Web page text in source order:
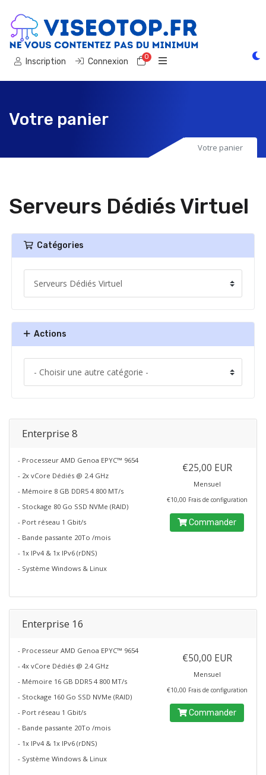
Inscription Connexion 0Votre panier
Votre panier
Votre panier
Serveurs Dédiés Virtuel
Catégories
Actions
Enterprise 8
- Processeur AMD Genoa EPYC™ 9654
- 2x vCore Dédiés @ 2.4 GHz
- Mémoire 8 GB DDR5 4 800 MT/s
- Stockage 80 Go SSD NVMe (RAID)
- Port réseau 1 Gbit/s
- Bande passante 20To /mois
- 1x IPv4 & 1x IPv6 (rDNS)
- Système Windows & Linux
€25,00 EUR
Mensuel
€10,00 Frais de configuration
Commander
Enterprise 16
- Processeur AMD Genoa EPYC™ 9654
- 4x vCore Dédiés @ 2.4 GHz
- Mémoire 16 GB DDR5 4 800 MT/s
- Stockage 160 Go SSD NVMe (RAID)
- Port réseau 1 Gbit/s
- Bande passante 20To /mois
- 1x IPv4 & 1x IPv6 (rDNS)
- Système Windows & Linux
€50,00 EUR
Mensuel
€10,00 Frais de configuration
Commander